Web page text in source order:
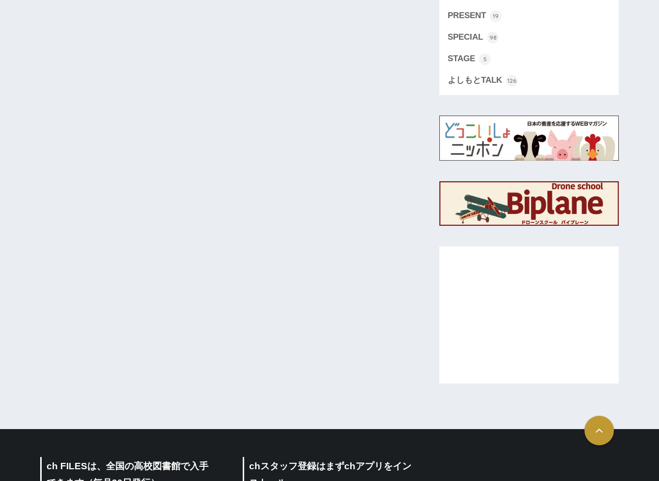
PRESENT 19
SPECIAL 98
STAGE 5
よしもとTALK 126
ch FILESは、全国の高校図書館で入手
chスタッフ登録はまずchアプリをイン